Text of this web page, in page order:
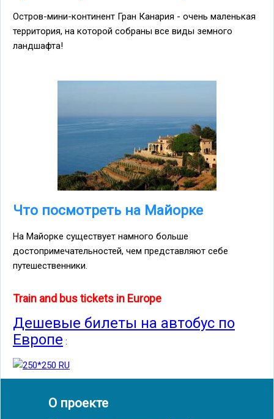
Остров-мини-континент Гран Канария - очень маленькая
территория, на которой собраны все виды земного
ландшафта!
Что посмотреть на Майорке
На Майорке существует намного больше
достопримечательностей, чем представляют себе
путешественники.
Train and bus tickets in Europe
Дешевые билеты на автобус по
Европе :
О проекте